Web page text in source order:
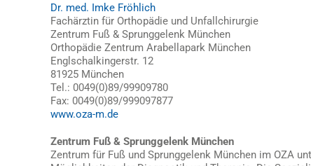
Dr. med. Imke Fröhlich
Fachärztin für Orthopädie und Unfallchirurgie
Zentrum Fuß & Sprunggelenk München
Orthopädie Zentrum Arabellapark München
Englschalkingerstr. 12
81925 München
Tel.: 0049(0)89/99909780
Fax: 0049(0)89/999097877
www.oza-m.de
Zentrum Fuß & Sprunggelenk München
Zentrum für Fuß und Sprunggelenk München im OZA